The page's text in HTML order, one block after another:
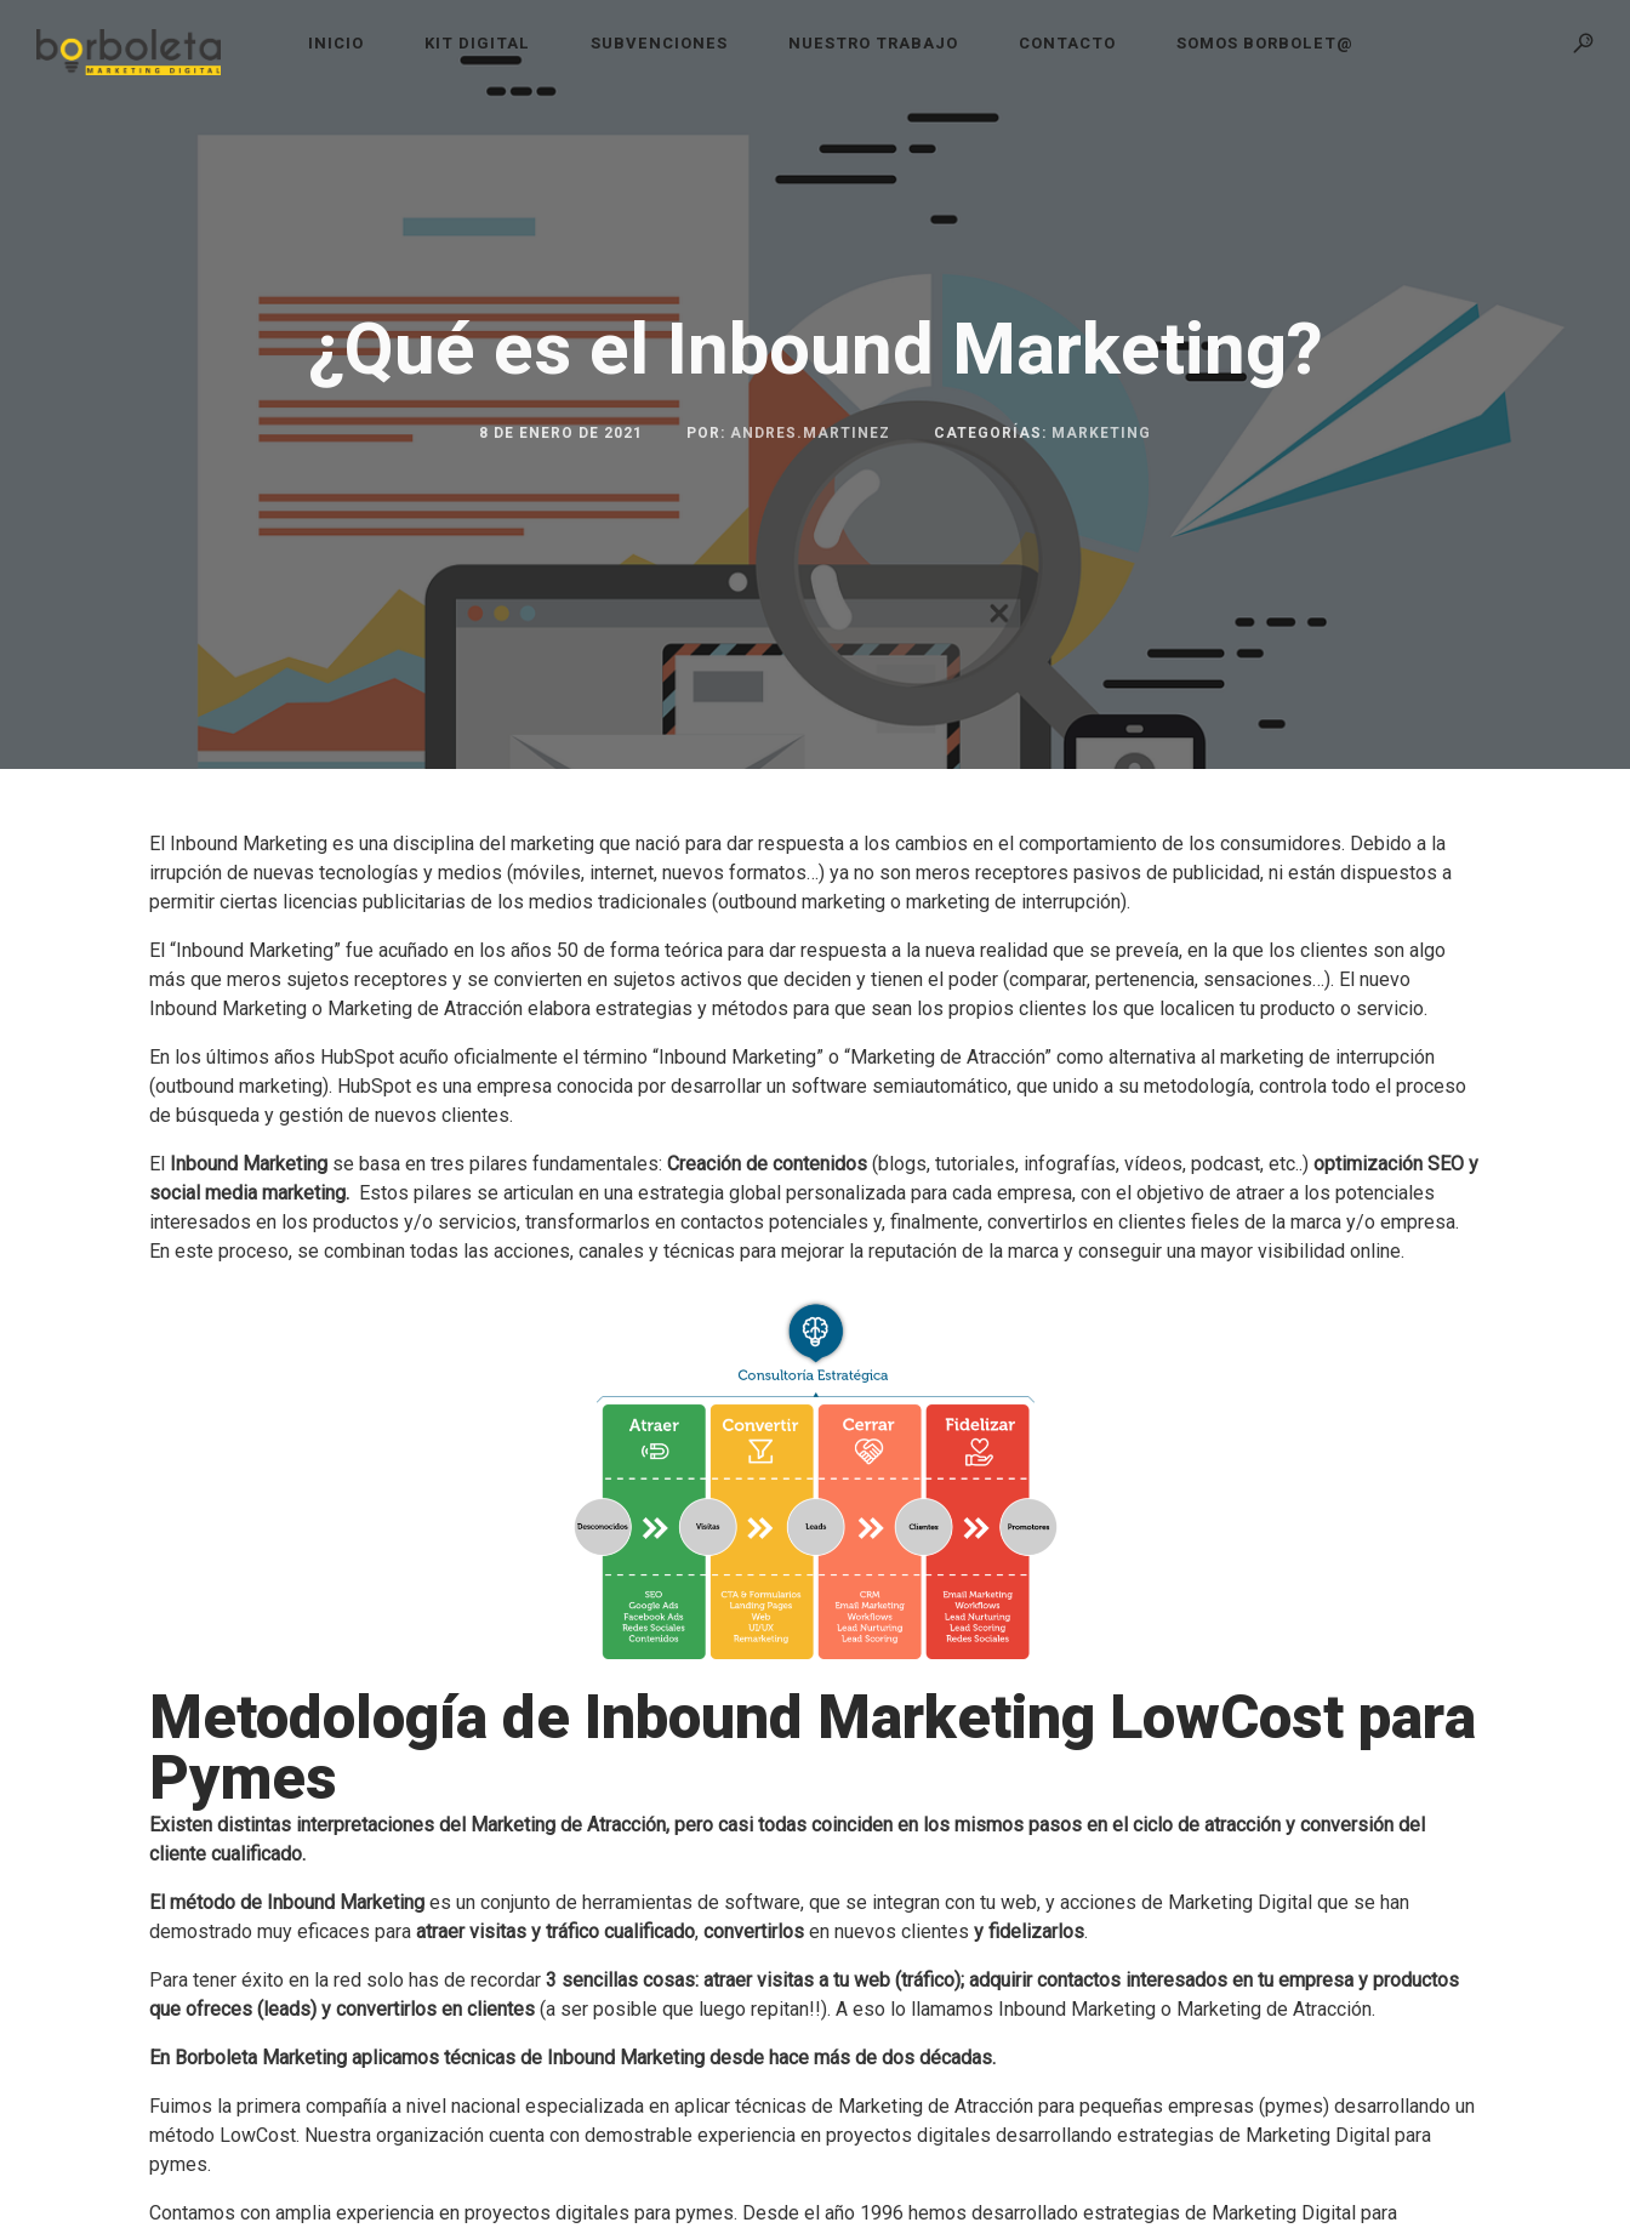
INICIO KIT DIGITAL SUBVENCIONES NUESTRO TRABAJO CONTACTO SOMOS BORBOLET@
¿Qué es el Inbound Marketing?
8 DE ENERO DE 2021 POR: ANDRES.MARTINEZ CATEGORÍAS: MARKETING
El Inbound Marketing es una disciplina del marketing que nació para dar respuesta a los cambios en el comportamiento de los consumidores. Debido a la
irrupción de nuevas tecnologías y medios (móviles, internet, nuevos formatos…) ya no son meros receptores pasivos de publicidad, ni están dispuestos a
permitir ciertas licencias publicitarias de los medios tradicionales (outbound marketing o marketing de interrupción).
El “Inbound Marketing” fue acuñado en los años 50 de forma teórica para dar respuesta a la nueva realidad que se preveía, en la que los clientes son algo
más que meros sujetos receptores y se convierten en sujetos activos que deciden y tienen el poder (comparar, pertenencia, sensaciones…). El nuevo
Inbound Marketing o Marketing de Atracción elabora estrategias y métodos para que sean los propios clientes los que localicen tu producto o servicio.
En los últimos años HubSpot acuño oficialmente el término “Inbound Marketing” o “Marketing de Atracción” como alternativa al marketing de interrupción
(outbound marketing). HubSpot es una empresa conocida por desarrollar un software semiautomático, que unido a su metodología, controla todo el proceso
de búsqueda y gestión de nuevos clientes.
El Inbound Marketing se basa en tres pilares fundamentales: Creación de contenidos (blogs, tutoriales, infografías, vídeos, podcast, etc..) optimización SEO y
social media marketing. Estos pilares se articulan en una estrategia global personalizada para cada empresa, con el objetivo de atraer a los potenciales
interesados en los productos y/o servicios, transformarlos en contactos potenciales y, finalmente, convertirlos en clientes fieles de la marca y/o empresa.
En este proceso, se combinan todas las acciones, canales y técnicas para mejorar la reputación de la marca y conseguir una mayor visibilidad online.
Metodología de Inbound Marketing LowCost para
Pymes
Existen distintas interpretaciones del Marketing de Atracción, pero casi todas coinciden en los mismos pasos en el ciclo de atracción y conversión del
cliente cualificado.
El método de Inbound Marketing es un conjunto de herramientas de software, que se integran con tu web, y acciones de Marketing Digital que se han
demostrado muy eficaces para atraer visitas y tráfico cualificado, convertirlos en nuevos clientes y fidelizarlos.
Para tener éxito en la red solo has de recordar 3 sencillas cosas: atraer visitas a tu web (tráfico); adquirir contactos interesados en tu empresa y productos
que ofreces (leads) y convertirlos en clientes (a ser posible que luego repitan!!). A eso lo llamamos Inbound Marketing o Marketing de Atracción.
En Borboleta Marketing aplicamos técnicas de Inbound Marketing desde hace más de dos décadas.
Fuimos la primera compañía a nivel nacional especializada en aplicar técnicas de Marketing de Atracción para pequeñas empresas (pymes) desarrollando un
método LowCost. Nuestra organización cuenta con demostrable experiencia en proyectos digitales desarrollando estrategias de Marketing Digital para
pymes.
Contamos con amplia experiencia en proyectos digitales para pymes. Desde el año 1996 hemos desarrollado estrategias de Marketing Digital para